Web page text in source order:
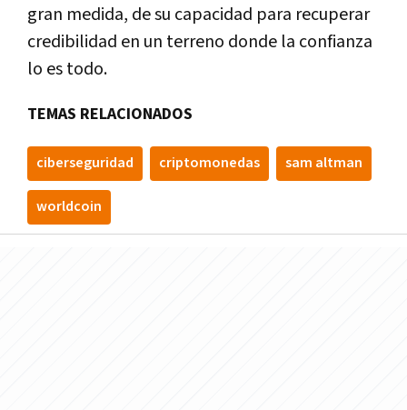
gran medida, de su capacidad para recuperar
credibilidad en un terreno donde la confianza
lo es todo.
TEMAS RELACIONADOS
ciberseguridad criptomonedas sam altman
worldcoin